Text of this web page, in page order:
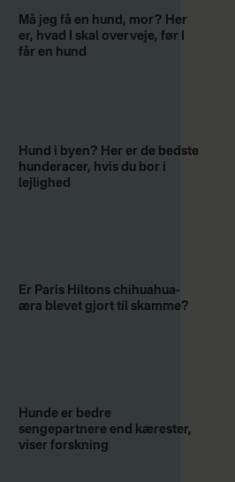
Må jeg få en hund, mor? Her
er, hvad I skal overveje, før I
får en hund
Hund i byen? Her er de bedste
hunderacer, hvis du bor i
lejlighed
Er Paris Hiltons chihuahua-
æra blevet gjort til skamme?
Hunde er bedre
sengepartnere end kærester,
viser forskning